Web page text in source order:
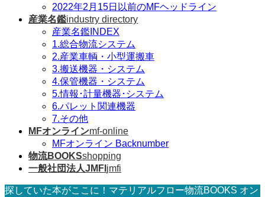
2022年2月15日以前のMFヘッドライン
産業名鑑industry directory
産業名鑑INDEX
1.総合物流システム
2.産業車輌・小型運搬車
3.搬送機器・システム
4.保管機器・システム
5.情報･計量機器･システム
6.パレット関連機器
7.その他
MFオンラインmf-online
MFオンライン Backnumber
物流BOOKSshopping
一般社団法人JMFI jmfi
探していた本がここに！マテリアルフロー物流BOOKS オン